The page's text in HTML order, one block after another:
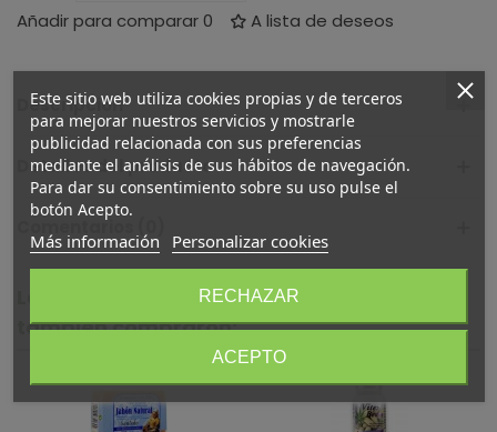
Añadir para comparar0 A lista de deseos
Descripción
Detalles del producto
Comentarios (0)
Los clientes que compraron este producto
también compraron:
Este sitio web utiliza cookies propias y de terceros
para mejorar nuestros servicios y mostrarle
publicidad relacionada con sus preferencias
mediante el análisis de sus hábitos de navegación.
Para dar su consentimiento sobre su uso pulse el
botón Acepto.
Más información Personalizar cookies
RECHAZAR
ACEPTO